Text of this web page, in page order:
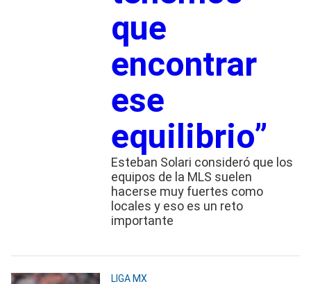
que
encontrar
ese
equilibrio”
Esteban Solari consideró que los
equipos de la MLS suelen
hacerse muy fuertes como
locales y eso es un reto
importante
LIGA MX